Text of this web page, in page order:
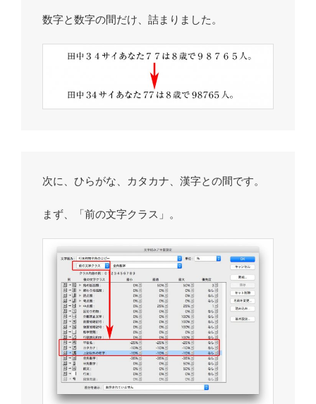
数字と数字の間だけ、詰まりました。
次に、ひらがな、カタカナ、漢字との間です。
まず、「前の文字クラス」。